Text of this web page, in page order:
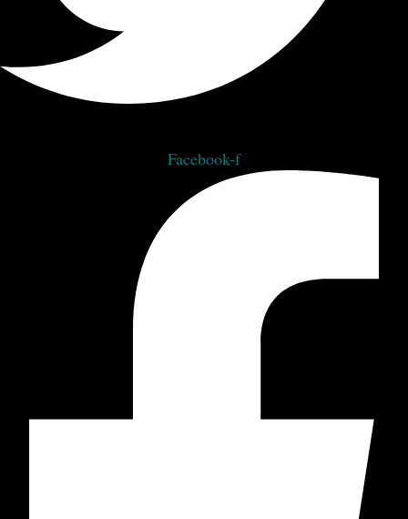
Facebook-f